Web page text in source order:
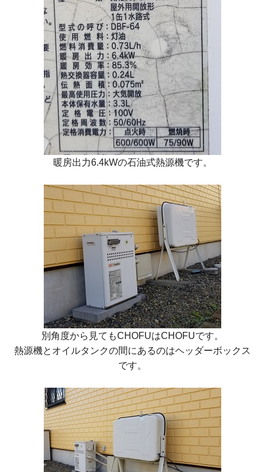
暖房出力6.4kWの石油式熱源機です。
別角度から見てもCHOFUはCHOFUです。
熱源機とオイルタンクの間にあるのはヘッダーボックス
です。